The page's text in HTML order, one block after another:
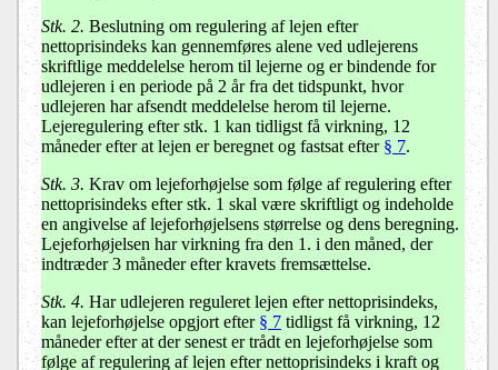
Stk. 2. Beslutning om regulering af lejen efter
nettoprisindeks kan gennemføres alene ved udlejerens
skriftlige meddelelse herom til lejerne og er bindende for
udlejeren i en periode på 2 år fra det tidspunkt, hvor
udlejeren har afsendt meddelelse herom til lejerne.
Lejeregulering efter stk. 1 kan tidligst få virkning, 12
måneder efter at lejen er beregnet og fastsat efter § 7.
Stk. 3. Krav om lejeforhøjelse som følge af regulering efter
nettoprisindeks efter stk. 1 skal være skriftligt og indeholde
en angivelse af lejeforhøjelsens størrelse og dens beregning.
Lejeforhøjelsen har virkning fra den 1. i den måned, der
indtræder 3 måneder efter kravets fremsættelse.
Stk. 4. Har udlejeren reguleret lejen efter nettoprisindeks,
kan lejeforhøjelse opgjort efter § 7 tidligst få virkning, 12
måneder efter at der senest er trådt en lejeforhøjelse som
følge af regulering af lejen efter nettoprisindeks i kraft og